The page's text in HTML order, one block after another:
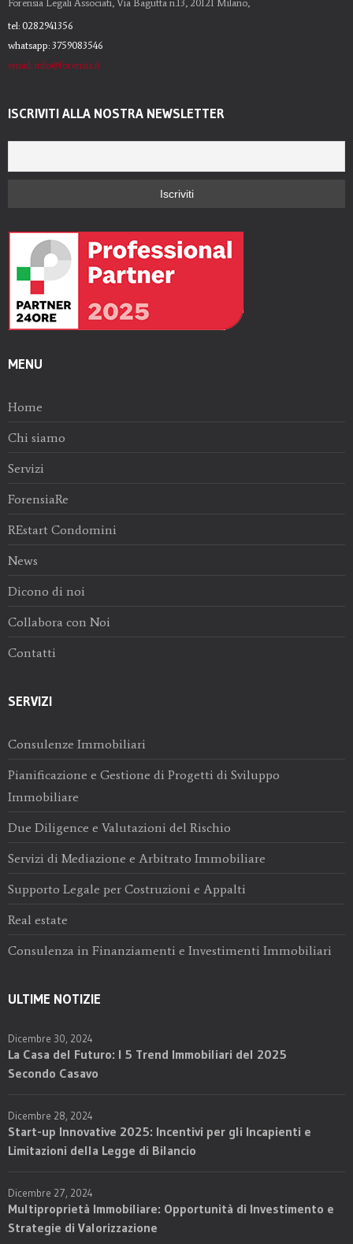
Forensia Legali Associati, Via Bagutta n.13, 20121 Milano,
tel: 0282941356
whatsapp: 3759083546
email: info@forensia.it
ISCRIVITI ALLA NOSTRA NEWSLETTER
MENU
Home
Chi siamo
Servizi
ForensiaRe
REstart Condomini
News
Dicono di noi
Collabora con Noi
Contatti
SERVIZI
Consulenze Immobiliari
Pianificazione e Gestione di Progetti di Sviluppo
Immobiliare
Due Diligence e Valutazioni del Rischio
Servizi di Mediazione e Arbitrato Immobiliare
Supporto Legale per Costruzioni e Appalti
Real estate
Consulenza in Finanziamenti e Investimenti Immobiliari
ULTIME NOTIZIE
Dicembre 30, 2024
La Casa del Futuro: I 5 Trend Immobiliari del 2025
Secondo Casavo
Dicembre 28, 2024
Start-up Innovative 2025: Incentivi per gli Incapienti e
Limitazioni della Legge di Bilancio
Dicembre 27, 2024
Multiproprietà Immobiliare: Opportunità di Investimento e
Strategie di Valorizzazione